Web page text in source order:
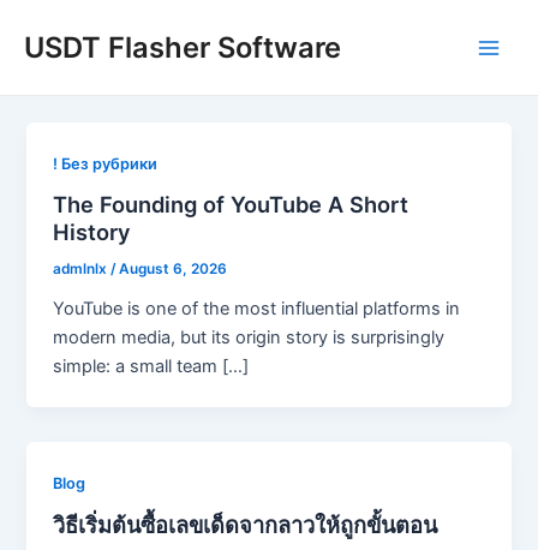
USDT Flasher Software
! Без рубрики
The Founding of YouTube A Short
History
admlnlx/August 6, 2026
YouTube is one of the most influential platforms in
modern media, but its origin story is surprisingly
simple: a small team […]
Blog
วิธีเริ่มต้นซื้อเลขเด็ดจากลาวให้ถูกขั้นตอน